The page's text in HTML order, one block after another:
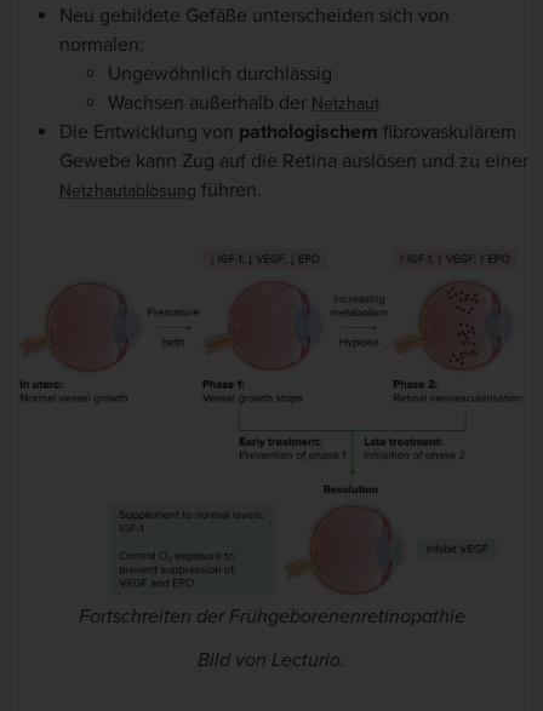
Neu gebildete Gefäße unterscheiden sich von
normalen:
Ungewöhnlich durchlässig
Wachsen außerhalb der Netzhaut
Die Entwicklung von pathologischem fibrovaskulärem
Gewebe kann Zug auf die Retina auslösen und zu einer
Netzhautablösung führen.
Fortschreiten der Frühgeborenenretinopathie
Bild von Lecturio.